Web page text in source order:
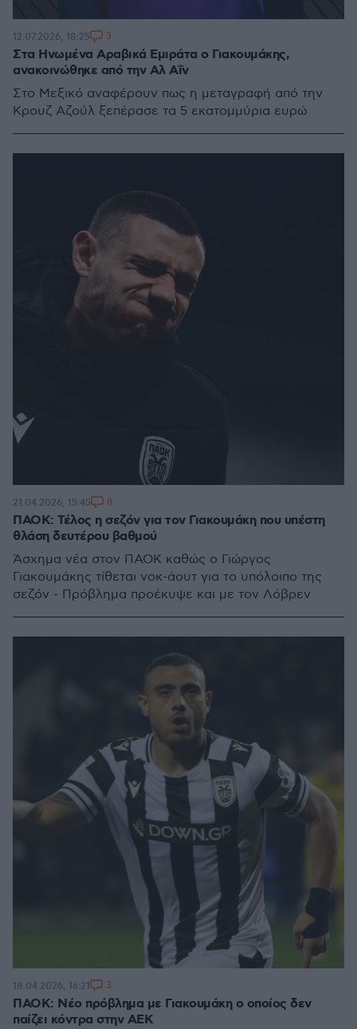
Στα Ηνωμένα Αραβικά Εμιράτα ο Γιακουμάκης,
ανακοινώθηκε από την Αλ Αΐν
Στο Μεξικό αναφέρουν πως η μεταγραφή από την
Κρουζ Αζούλ ξεπέρασε τα 5 εκατομμύρια ευρώ
12.07.2026, 18:25 3
ΠΑΟΚ: Τέλος η σεζόν για τον Γιακουμάκη που υπέστη
θλάση δευτέρου βαθμού
Άσχημα νέα στον ΠΑΟΚ καθώς ο Γιώργος
Γιακουμάκης τίθεται νοκ-άουτ για το υπόλοιπο της
σεζόν - Πρόβλημα προέκυψε και με τον Λόβρεν
21.04.2026, 15:45 8
ΠΑΟΚ: Νέο πρόβλημα με Γιακουμάκη ο οποίος δεν
παίζει κόντρα στην ΑΕΚ
18.04.2026, 16:21 3